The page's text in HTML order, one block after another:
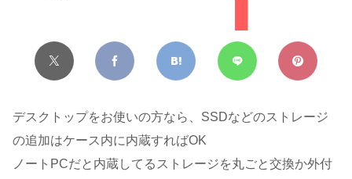
デスクトップをお使いの方なら、SSDなどのストレージ
の追加はケース内に内蔵すればOK
ノートPCだと内蔵してるストレージを丸ごと交換か外付